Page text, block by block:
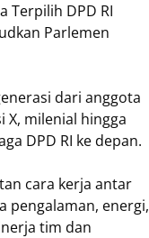
Terpilih DPD RI
Parlemen
dari anggota
X, milenial hingga
DPD RI ke depan.
cara kerja antar
pengalaman, energi,
tim dan